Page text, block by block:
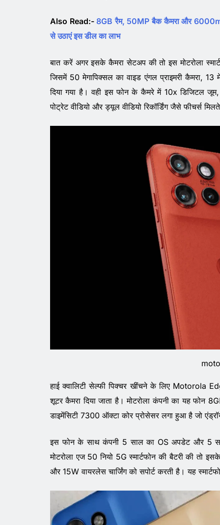
Also Read:-8GB रैम, 50MP बैक कैमरा और
से उठाएं इस डील का लाभ
बात करें अगर इसके कैमरा सेटअप की तो इस मोटरोला
जिसमें 50 मेगापिक्सल का वाइड एंगल प्राइमरी कैमरा,
दिया गया है। वही इस फोन के कैमरे में 10x डिजिटल
पोट्रेट वीडियो और ड्यूल वीडियो रिकॉर्डिंग जैसे फीचर्स
हाई क्वालिटी सेल्फी पिक्चर खींचने के लिए Motorola
शूटर कैमरा दिया जाता है। मोटरोला कंपनी का यह फोन
डाइमेंसिटी 7300 ऑक्टा कोर प्रोसेसर लगा हुआ है जो
इस फोन के साथ कंपनी 5 साल का OS अपडेट और 5
मोटरोला एज 50 नियो 5G स्मार्टफोन की बैटरी की तो
और 15W वायरलेस चार्जिंग को सपोर्ट करती है। यह